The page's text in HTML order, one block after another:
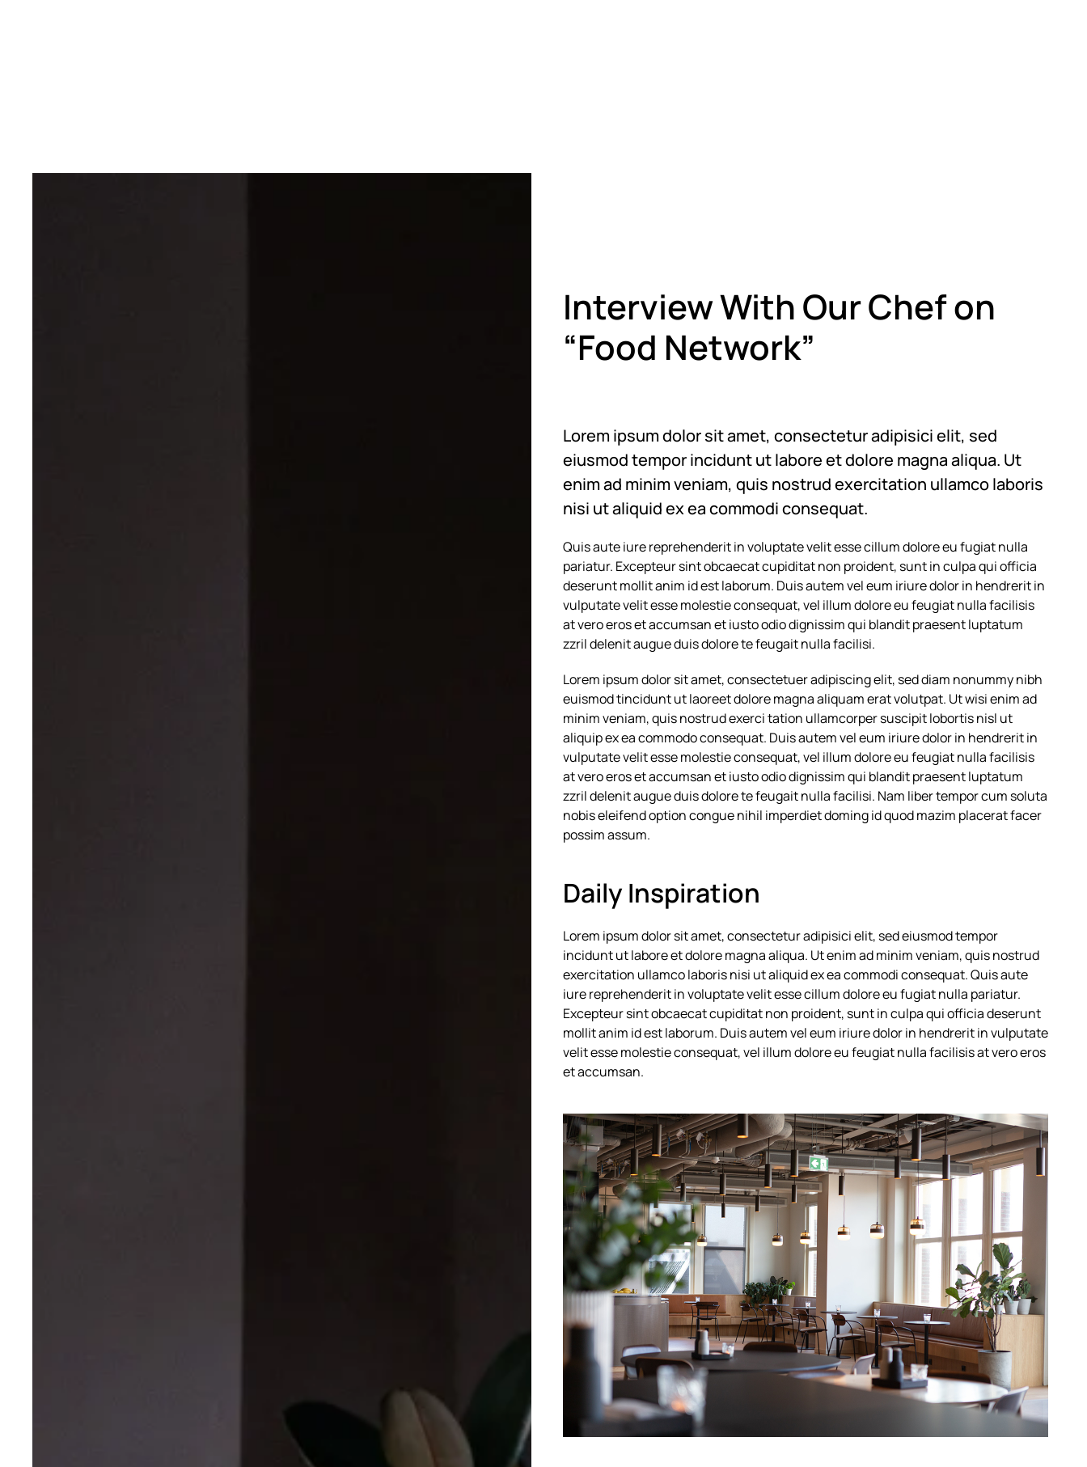
Interview With Our Chef on
“Food Network”
Lorem ipsum dolor sit amet, consectetur adipisici elit, sed
eiusmod tempor incidunt ut labore et dolore magna aliqua. Ut
enim ad minim veniam, quis nostrud exercitation ullamco laboris
nisi ut aliquid ex ea commodi consequat.
Quis aute iure reprehenderit in voluptate velit esse cillum dolore eu fugiat nulla
pariatur. Excepteur sint obcaecat cupiditat non proident, sunt in culpa qui officia
deserunt mollit anim id est laborum. Duis autem vel eum iriure dolor in hendrerit in
vulputate velit esse molestie consequat, vel illum dolore eu feugiat nulla facilisis
at vero eros et accumsan et iusto odio dignissim qui blandit praesent luptatum
zzril delenit augue duis dolore te feugait nulla facilisi.
Lorem ipsum dolor sit amet, consectetuer adipiscing elit, sed diam nonummy nibh
euismod tincidunt ut laoreet dolore magna aliquam erat volutpat. Ut wisi enim ad
minim veniam, quis nostrud exerci tation ullamcorper suscipit lobortis nisl ut
aliquip ex ea commodo consequat. Duis autem vel eum iriure dolor in hendrerit in
vulputate velit esse molestie consequat, vel illum dolore eu feugiat nulla facilisis
at vero eros et accumsan et iusto odio dignissim qui blandit praesent luptatum
zzril delenit augue duis dolore te feugait nulla facilisi. Nam liber tempor cum soluta
nobis eleifend option congue nihil imperdiet doming id quod mazim placerat facer
possim assum.
Daily Inspiration
Lorem ipsum dolor sit amet, consectetur adipisici elit, sed eiusmod tempor
incidunt ut labore et dolore magna aliqua. Ut enim ad minim veniam, quis nostrud
exercitation ullamco laboris nisi ut aliquid ex ea commodi consequat. Quis aute
iure reprehenderit in voluptate velit esse cillum dolore eu fugiat nulla pariatur.
Excepteur sint obcaecat cupiditat non proident, sunt in culpa qui officia deserunt
mollit anim id est laborum. Duis autem vel eum iriure dolor in hendrerit in vulputate
velit esse molestie consequat, vel illum dolore eu feugiat nulla facilisis at vero eros
et accumsan.